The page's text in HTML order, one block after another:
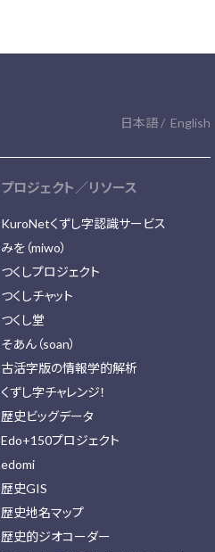
日本語 English
プロジェクト／リソース
KuroNetくずし字認識サービス
みを（miwo）
つくしプロジェクト
つくしチャット
つくし堂
そあん（soan）
古活字版の情報学的解析
くずし字チャレンジ！
歴史ビッグデータ
Edo+150プロジェクト
edomi
歴史GIS
歴史地名マップ
歴史的ジオコーダー